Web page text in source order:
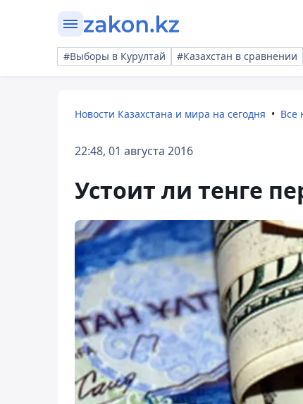
#Выборы в Курултай #Казахстан в сравнении
Новости Казахстана и мира на сегодня Все
22:48, 01 августа 2016
Устоит ли тенге